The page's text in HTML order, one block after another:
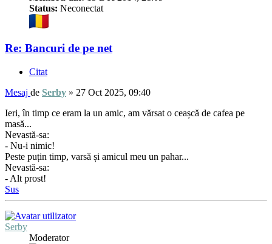
Status: Neconectat
Re: Bancuri de pe net
Citat
Mesaj de Serby » 27 Oct 2025, 09:40
Ieri, în timp ce eram la un amic, am vărsat o ceașcă de cafea pe
masă...
Nevastă-sa:
- Nu-i nimic!
Peste puțin timp, varsă și amicul meu un pahar...
Nevastă-sa:
- Alt prost!
Sus
Serby
Moderator